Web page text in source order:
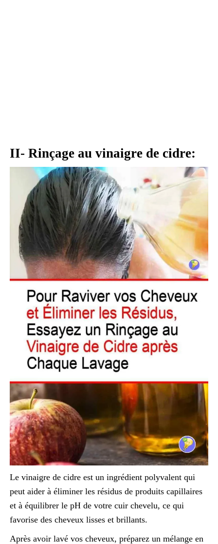
II- Rinçage au vinaigre de cidre:
Le vinaigre de cidre est un ingrédient polyvalent qui
peut aider à éliminer les résidus de produits capillaires
et à équilibrer le pH de votre cuir chevelu, ce qui
favorise des cheveux lisses et brillants.
Après avoir lavé vos cheveux, préparez un mélange en